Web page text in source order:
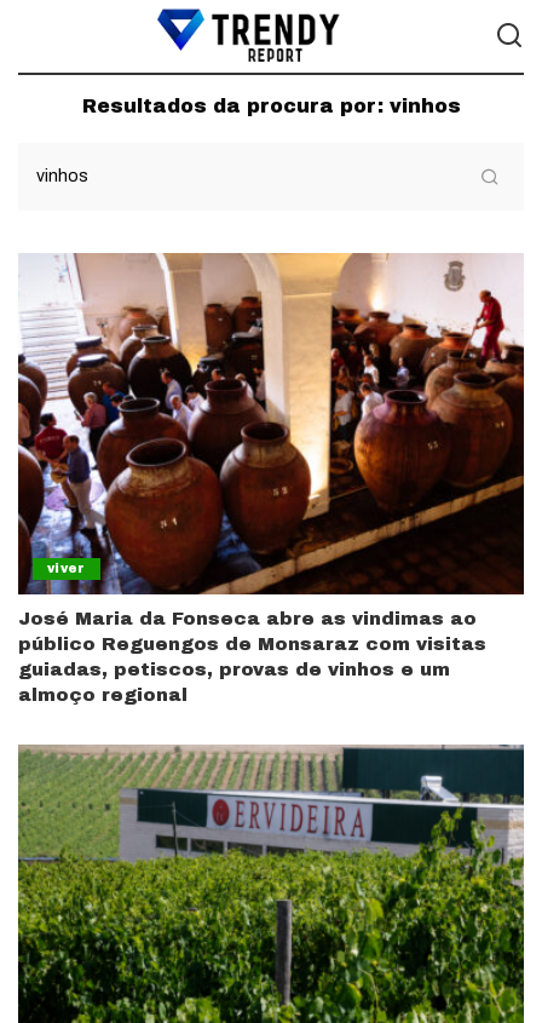
Resultados da procura por: vinhos
viver
José Maria da Fonseca abre as vindimas ao
público Reguengos de Monsaraz com visitas
guiadas, petiscos, provas de vinhos e um
almoço regional